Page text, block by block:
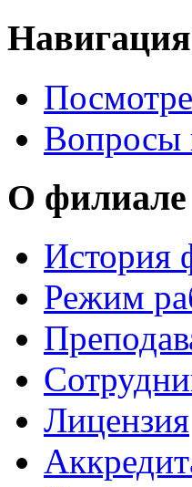
Навигация
Вопросы
О филиале
История
Режим
Лицензия